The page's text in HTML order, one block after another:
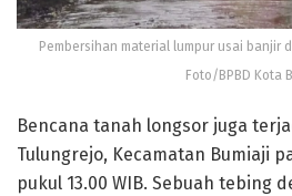
Pembersihan material lumpur usai banjir
Foto/BPBD Kota
Bencana tanah longsor juga
Tulungrejo, Kecamatan Bumiaji
pukul 13.00 WIB. Sebuah tebing